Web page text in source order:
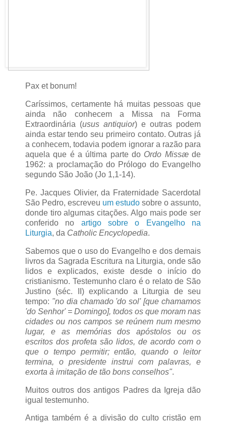
Pax et bonum!
Caríssimos, certamente há muitas pessoas que
ainda não conhecem a Missa na Forma
Extraordinária (usus antiquior) e outras podem
ainda estar tendo seu primeiro contato. Outras já
a conhecem, todavia podem ignorar a razão para
aquela que é a última parte do Ordo Missæde
1962: a proclamação do Prólogo do Evangelho
segundo São João (Jo 1,1-14).
Pe. Jacques Olivier, da Fraternidade Sacerdotal
São Pedro, escreveu um estudo sobre o assunto,
donde tiro algumas citações. Algo mais pode ser
conferido no artigo sobre o Evangelho na
Liturgia, da Catholic Encyclopedia.
Sabemos que o uso do Evangelho e dos demais
livros da Sagrada Escritura na Liturgia, onde são
lidos e explicados, existe desde o início do
cristianismo. Testemunho claro é o relato de São
Justino (séc. II) explicando a Liturgia de seu
tempo: "no dia chamado 'do sol' [que chamamos
'do Senhor' = Domingo], todos os que moram nas
cidades ou nos campos se reúnem num mesmo
lugar, e as memórias dos apóstolos ou os
escritos dos profeta são lidos, de acordo com o
que o tempo permitir; então, quando o leitor
termina, o presidente instrui com palavras, e
exorta à imitação de tão bons conselhos".
Muitos outros dos antigos Padres da Igreja dão
igual testemunho.
Antiga também é a divisão do culto cristão em